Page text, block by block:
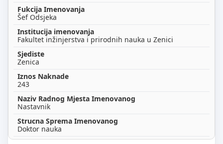
Šef Odsjeka
Fakultet inžinjerstva i prirodnih nauka u Zenici
Zenica
243
Nastavnik
Doktor nauka